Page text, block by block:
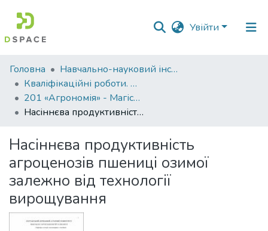
Увійти
Фонди
та
зібрання
Пошук за критеріями
Статистика
Головна
Навчально-науковий інститут агротехнологій, селекції та екології
Кваліфікаційні роботи. ННІ агротехнологій, селекції та екології
201 «Агрономія» - Магістри 2021-2022
Насіннєва продуктивність агроценозів пшениці озимої залежно від технології вирощування
Насіннєва продуктивність
агроценозів пшениці озимої
залежно від технології
вирощування